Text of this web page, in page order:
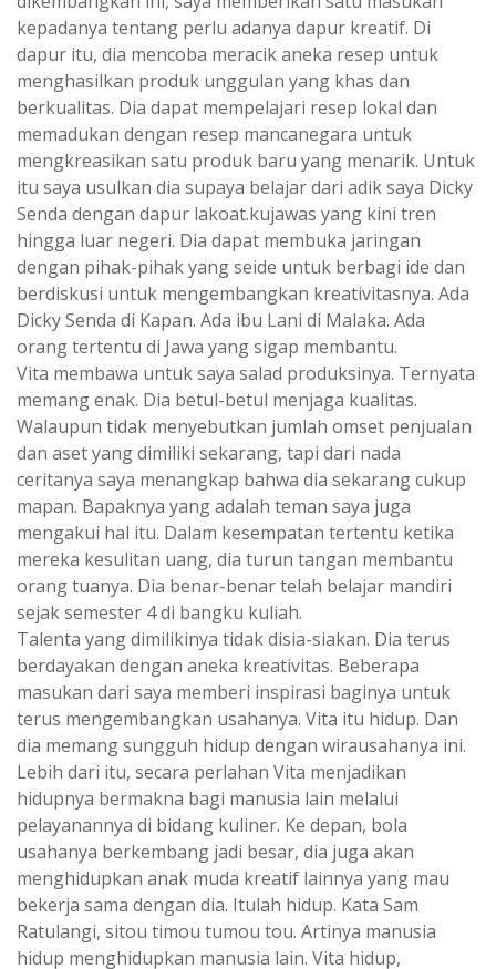
kepadanya tentang perlu adanya dapur kreatif. Di
dapur itu, dia mencoba meracik aneka resep untuk
menghasilkan produk unggulan yang khas dan
berkualitas. Dia dapat mempelajari resep lokal dan
memadukan dengan resep mancanegara untuk
mengkreasikan satu produk baru yang menarik. Untuk
itu saya usulkan dia supaya belajar dari adik saya Dicky
Senda dengan dapur lakoat.kujawas yang kini tren
hingga luar negeri. Dia dapat membuka jaringan
dengan pihak-pihak yang seide untuk berbagi ide dan
berdiskusi untuk mengembangkan kreativitasnya. Ada
Dicky Senda di Kapan. Ada ibu Lani di Malaka. Ada
orang tertentu di Jawa yang sigap membantu.
Vita membawa untuk saya salad produksinya. Ternyata
memang enak. Dia betul-betul menjaga kualitas.
Walaupun tidak menyebutkan jumlah omset penjualan
dan aset yang dimiliki sekarang, tapi dari nada
ceritanya saya menangkap bahwa dia sekarang cukup
mapan. Bapaknya yang adalah teman saya juga
mengakui hal itu. Dalam kesempatan tertentu ketika
mereka kesulitan uang, dia turun tangan membantu
orang tuanya. Dia benar-benar telah belajar mandiri
sejak semester 4 di bangku kuliah.
Talenta yang dimilikinya tidak disia-siakan. Dia terus
berdayakan dengan aneka kreativitas. Beberapa
masukan dari saya memberi inspirasi baginya untuk
terus mengembangkan usahanya. Vita itu hidup. Dan
dia memang sungguh hidup dengan wirausahanya ini.
Lebih dari itu, secara perlahan Vita menjadikan
hidupnya bermakna bagi manusia lain melalui
pelayanannya di bidang kuliner. Ke depan, bola
usahanya berkembang jadi besar, dia juga akan
menghidupkan anak muda kreatif lainnya yang mau
bekerja sama dengan dia. Itulah hidup. Kata Sam
Ratulangi, sitou timou tumou tou. Artinya manusia
hidup menghidupkan manusia lain. Vita hidup,